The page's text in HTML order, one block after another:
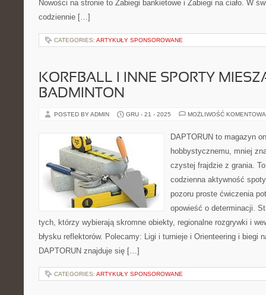
Nowości na stronie to Zabiegi bankietowe i Zabiegi na ciało. W
codziennie […]
CATEGORIES: ARTYKUŁY SPONSOROWANE
KORFBALL I INNE SPORTY
BADMINTON
POSTED BY ADMIN GRU - 21 - 2025 MOŻLIWOŚĆ
DAPTORUN to magazyn
hobbystycznemu, mniej
czystej frajdzie z grania.
codzienna aktywność
pozoru proste ćwiczenia
opowieść o determinacji.
tych, którzy wybierają skromne obiekty, regionalne rozgrywki i
błysku reflektorów. Polecamy: Ligi i turnieje i Orienteering i biegi
DAPTORUN znajduje się […]
CATEGORIES: ARTYKUŁY SPONSOROWANE